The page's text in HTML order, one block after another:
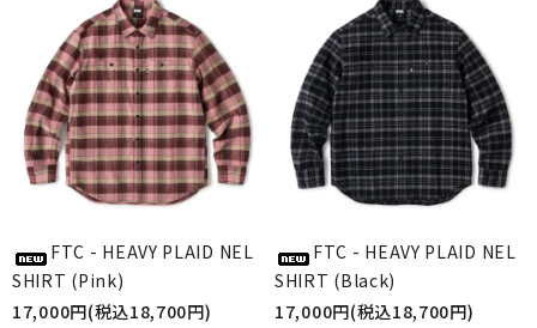
FTC - HEAVY PLAID NEL
SHIRT (Pink)
17,000円(税込18,700円)
FTC - HEAVY PLAID NEL
SHIRT (Black)
17,000円(税込18,700円)